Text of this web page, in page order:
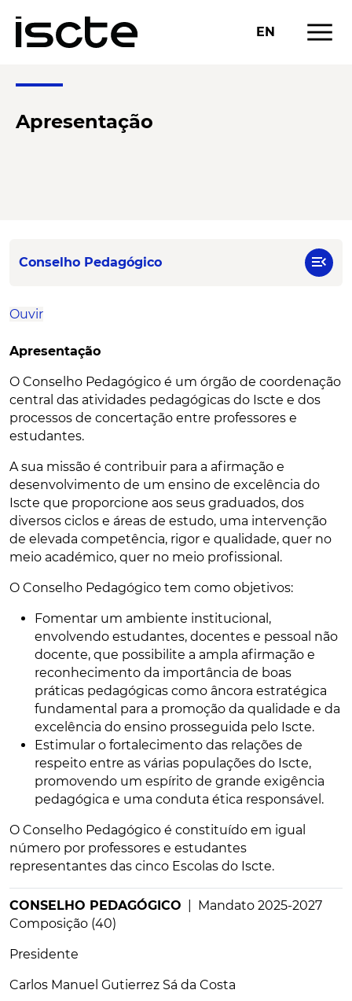
EN menu
Apresentação
Conselho Pedagógico menu_open
Ouvir
Apresentação
O Conselho Pedagógico é um órgão de coordenação
central das atividades pedagógicas do Iscte e dos
processos de concertação entre professores e
estudantes.
A sua missão é contribuir para a afirmação e
desenvolvimento de um ensino de excelência do
Iscte que proporcione aos seus graduados, dos
diversos ciclos e áreas de estudo, uma intervenção
de elevada competência, rigor e qualidade, quer no
meio académico, quer no meio profissional.
O Conselho Pedagógico tem como objetivos:
Fomentar um ambiente institucional,
envolvendo estudantes, docentes e pessoal não
docente, que possibilite a ampla afirmação e
reconhecimento da importância de boas
práticas pedagógicas como âncora estratégica
fundamental para a promoção da qualidade e da
excelência do ensino prosseguida pelo Iscte.
Estimular o fortalecimento das relações de
respeito entre as várias populações do Iscte,
promovendo um espírito de grande exigência
pedagógica e uma conduta ética responsável.
O Conselho Pedagógico é constituído em igual
número por professores e estudantes
representantes das cinco Escolas do Iscte.
CONSELHO PEDAGÓGICO | Mandato 2025-2027
Composição (40)
Presidente
Carlos Manuel Gutierrez Sá da Costa